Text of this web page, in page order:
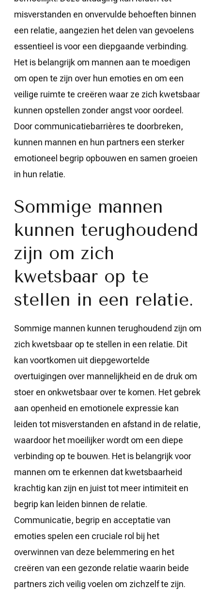
misverstanden en onvervulde behoeften binnen
een relatie, aangezien het delen van gevoelens
essentieel is voor een diepgaande verbinding.
Het is belangrijk om mannen aan te moedigen
om open te zijn over hun emoties en om een
veilige ruimte te creëren waar ze zich kwetsbaar
kunnen opstellen zonder angst voor oordeel.
Door communicatiebarrières te doorbreken,
kunnen mannen en hun partners een sterker
emotioneel begrip opbouwen en samen groeien
in hun relatie.
Sommige mannen
kunnen terughoudend
zijn om zich
kwetsbaar op te
stellen in een relatie.
Sommige mannen kunnen terughoudend zijn om
zich kwetsbaar op te stellen in een relatie. Dit
kan voortkomen uit diepgewortelde
overtuigingen over mannelijkheid en de druk om
stoer en onkwetsbaar over te komen. Het gebrek
aan openheid en emotionele expressie kan
leiden tot misverstanden en afstand in de relatie,
waardoor het moeilijker wordt om een diepe
verbinding op te bouwen. Het is belangrijk voor
mannen om te erkennen dat kwetsbaarheid
krachtig kan zijn en juist tot meer intimiteit en
begrip kan leiden binnen de relatie.
Communicatie, begrip en acceptatie van
emoties spelen een cruciale rol bij het
overwinnen van deze belemmering en het
creëren van een gezonde relatie waarin beide
partners zich veilig voelen om zichzelf te zijn.